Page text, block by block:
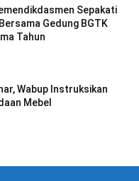
Sepakati
Gedung BGTK
Tahun
Wabup Instruksikan
Mebel